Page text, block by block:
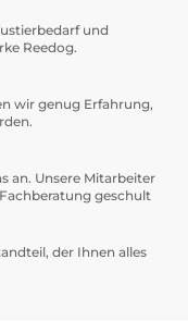
vorherige
Bilder dienen nur
eingeteilt
und
Reedog.
wir genug Erfahrung,
an. Unsere Mitarbeiter
geschult
der Ihnen alles